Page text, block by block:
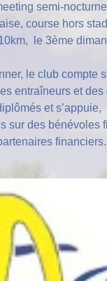
semi-
course hors
le 3ème
le club compte
entraîneurs et des
et s’appuie,
sur des bénévoles
financiers.